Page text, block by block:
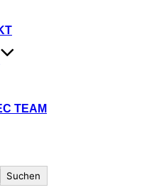
TEAM
Suchen